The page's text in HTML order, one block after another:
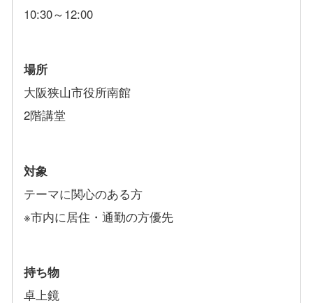
10:30～12:00
場所
大阪狭山市役所南館
2階講堂
対象
テーマに関心のある方
※市内に居住・通勤の方優先
持ち物
卓上鏡